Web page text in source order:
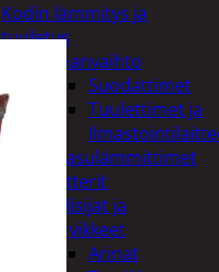
Kodin lämmitys ja
tuuletus
Ilmanvaihto
Suodattimet
Tuulettimet ja
Kaasulämmittimet
Patterit
Tulisijat ja
tarvikkeet
Arinat